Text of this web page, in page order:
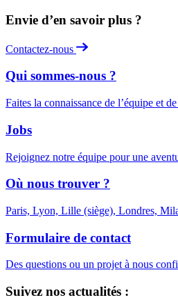
Envie d’en savoir plus ?
Contactez-nous
Qui sommes-nous ?
Faites la connaissance de l’équipe et
Jobs
Rejoignez notre équipe pour une
Où nous trouver ?
Paris, Lyon, Lille (siège), Londres,
Formulaire de contact
Des questions ou un projet à nous
Suivez nos actualités :